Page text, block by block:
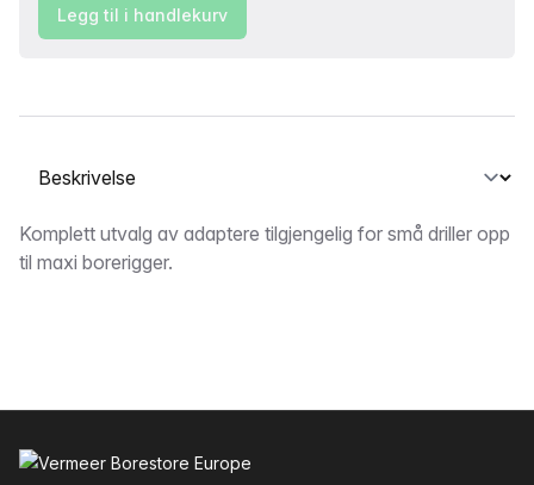
Legg til i handlekurv
Velg en fane
Beskrivelse
Komplett utvalg av adaptere tilgjengelig for små driller opp
til maxi borerigger.